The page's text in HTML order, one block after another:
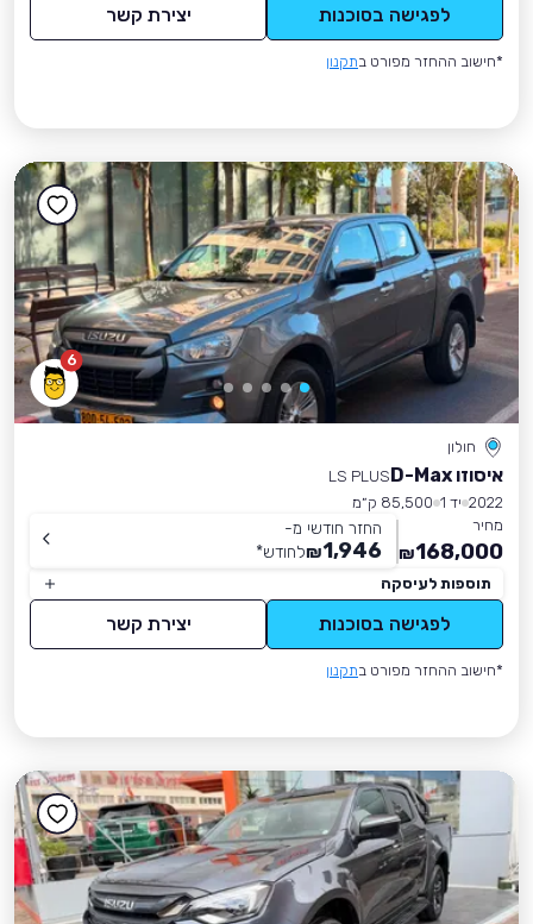
לפגישה בסוכנות יצירת קשר
*חישוב ההחזר מפורט בתקנון
6
חולון
איסוזו D-Max
LS PLUS
2022 יד 1
85,500 ק״מ
מחיר
168,000
₪
החזר חודשי מ-
1,946
₪לחודש*
תוספות לעיסקה
לפגישה בסוכנות יצירת קשר
*חישוב ההחזר מפורט בתקנון